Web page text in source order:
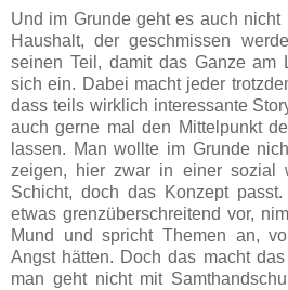
Und im Grunde geht es auch nicht
Haushalt, der geschmissen
seinen Teil, damit das Ganze am
sich ein. Dabei macht jeder
dass teils wirklich interessante
auch gerne mal den Mittelpunkt
lassen. Man wollte im Grunde
zeigen, hier zwar in einer sozial
Schicht, doch das Konzept
etwas grenzüberschreitend vor,
Mund und spricht Themen an,
Angst hätten. Doch das macht
man geht nicht mit